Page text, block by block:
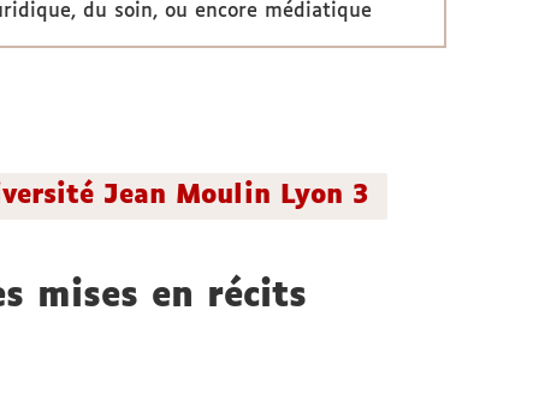
du soin, ou encore médiatique
Jean Moulin Lyon 3
mises en récits